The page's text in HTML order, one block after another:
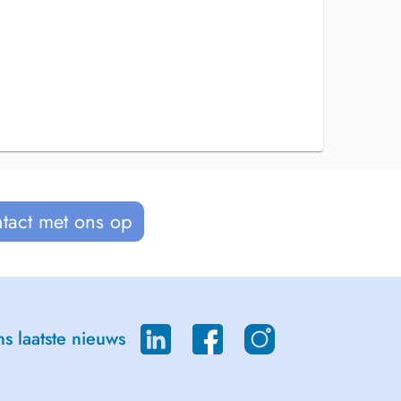
met ons op
laatste nieuws